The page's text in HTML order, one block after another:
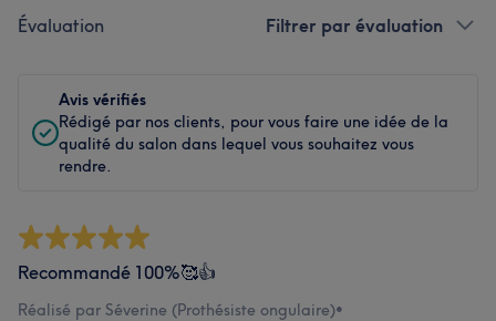
Évaluation Filtrer par évaluation
Avis vérifiés
Rédigé par nos clients, pour vous faire une idée de la
qualité du salon dans lequel vous souhaitez vous
rendre.
Recommandé 100%🥰👍
Réalisé par Séverine (Prothésiste ongulaire)•